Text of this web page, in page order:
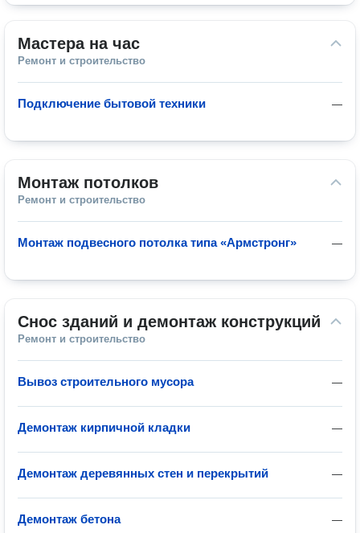
Мастера на час
Ремонт и строительство
—
Подключение бытовой техники
Монтаж потолков
Ремонт и строительство
—
Монтаж подвесного потолка типа «Армстронг»
Снос зданий и демонтаж конструкций
Ремонт и строительство
—
Вывоз строительного мусора
—
Демонтаж кирпичной кладки
—
Демонтаж деревянных стен и перекрытий
—
Демонтаж бетона